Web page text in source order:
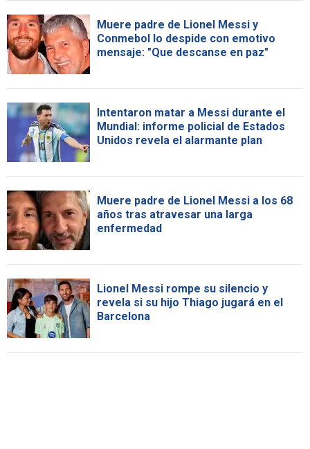
Muere padre de Lionel Messi y
Conmebol lo despide con emotivo
mensaje: "Que descanse en paz"
Intentaron matar a Messi durante el
Mundial: informe policial de Estados
Unidos revela el alarmante plan
Muere padre de Lionel Messi a los 68
años tras atravesar una larga
enfermedad
Lionel Messi rompe su silencio y
revela si su hijo Thiago jugará en el
Barcelona